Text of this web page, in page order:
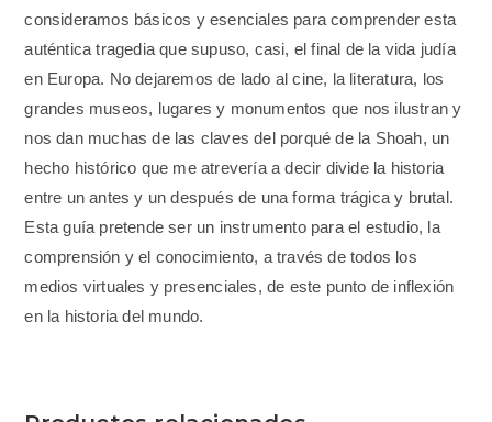
consideramos básicos y esenciales para comprender esta
auténtica tragedia que supuso, casi, el final de la vida judía
en Europa. No dejaremos de lado al cine, la literatura, los
grandes museos, lugares y monumentos que nos ilustran y
nos dan muchas de las claves del porqué de la Shoah, un
hecho histórico que me atrevería a decir divide la historia
entre un antes y un después de una forma trágica y brutal.
Esta guía pretende ser un instrumento para el estudio, la
comprensión y el conocimiento, a través de todos los
medios virtuales y presenciales, de este punto de inflexión
en la historia del mundo.